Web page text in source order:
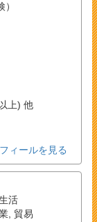
上) 他
ィールを見る
活
, 貿易